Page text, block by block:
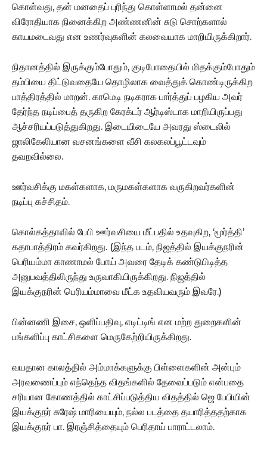
கொள்வது, தன் மனதைப் புரிந்து கொள்ளாமல் தன்னை
விரோதியாக நினைக்கிற அண்ணனின் சுடு சொற்களால்
காயமடைவது என உணர்வுகளின் கலவையாக மாறியிருக்கிறார்.
நிதானத்தில் இருக்கும்போதும், குடிபோதையில் மிதக்கும்போதும்
தம்பியை திட்டுவதையே தொழிலாக வைத்துக் கொண்டிருக்கிற
பாத்திரத்தில் மாறன். காமெடி நடிகராக பார்த்துப் பழகிய அவர்
தேர்ந்த நடிப்பைத் தருகிற கேரக்டர் ஆர்டிஸ்டாக மாறியிருப்பது
ஆச்சரியப்படுத்துகிறது. இடையிடையே அவரது ஸ்டைலில்
ஜாலிகேலியான வசனங்களை வீசி கலகலப்பூட்டவும்
தவறவில்லை.
ஊர்வசிக்கு மகள்களாக, மருமகள்களாக வருகிறவர்களின்
நடிப்பு கச்சிதம்.
கொல்கத்தாவில் பேபி ஊர்வசியை மீட்பதில் உதவுகிற, ‘மூர்த்தி’
கதாபாத்திரம் கவர்கிறது. (இந்த படம், நிஜத்தில் இயக்குநரின்
பெரியம்மா காணாமல் போய் அவரை தேடிக் கண்டுபிடித்த
அனுபவத்திலிருந்து உருவாகியிருக்கிறது. நிஜத்தில்
இயக்குநரின் பெரியம்மாவை மீட்க உதவியவரும் இவரே.)
பின்னணி இசை, ஒளிப்பதிவு, எடிட்டிங் என மற்ற துறைகளின்
பங்களிப்பு காட்சிகளை மெருகேற்றியிருக்கிறது.
வயதான காலத்தில் அம்மாக்களுக்கு பிள்ளைகளின் அன்பும்
அரவணைப்பும் எந்தெந்த விதங்களில் தேவைப்படும் என்பதை
சரியான கோணத்தில் காட்சிப்படுத்திய விதத்தில் ஜெ பேபியின்
இயக்குநர் சுரேஷ் மாரியையும், நல்ல படத்தை தயாரித்ததற்காக
இயக்குநர் பா. இரஞ்சித்தையும் பெரிதாய் பாராட்டலாம்.